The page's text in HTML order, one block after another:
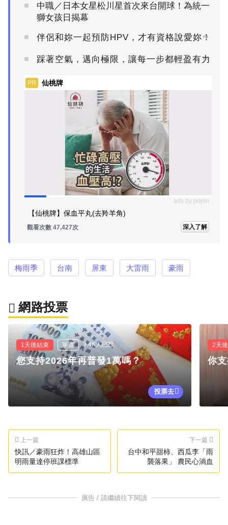
中職／日本女星松川星首次來台開球！為統一
獅女孩日揭幕
伴侶和妳一起預防HPV，才有資格說愛妳！
PR
踩著空氣，邁向極限，讓每一步都輕盈有力
PR
PR 仙桃牌
ads by popIn
【仙桃牌】保血平丸(去羚羊角)
觀看次數 47,427次 深入了解
梅雨季 台南 屏東 大雷雨 豪雨
網路投票
1天後結束 單選 3.4K人已投
您支持2026年再普發1萬嗎？
投票去
2天
你
上一篇
快訊／豪雨狂炸！高雄山區
明雨量達停班課標準
下一篇
台中和平甜柿、西瓜李「雨
襲落果」 農民心淌血
廣告 / 請繼續往下閱讀